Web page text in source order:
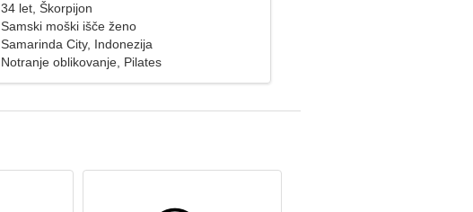
34 let, Škorpijon
Samski moški išče ženo
Samarinda City, Indonezija
Notranje oblikovanje, Pilates